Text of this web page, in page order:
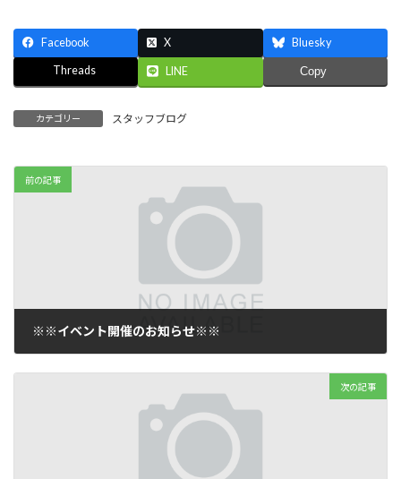
Facebook X Bluesky
Threads LINE Copy
カテゴリー スタッフブログ
前の記事
※※イベント開催のお知らせ※※
次の記事